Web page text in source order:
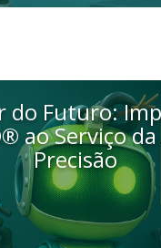
do Futuro:
ao Serviço
Precisão